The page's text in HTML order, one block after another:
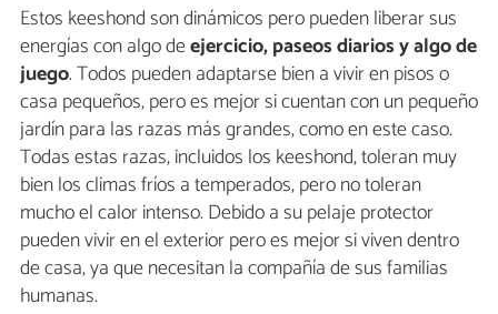
Estos keeshond son dinámicos pero pueden liberar sus
energías con algo deejercicio, paseos diarios y algo de
juego. Todos pueden adaptarse bien a vivir en pisos o
casa pequeños, pero es mejor si cuentan con un pequeño
jardín para las razas más grandes, como en este caso.
Todas estas razas, incluidos los keeshond, toleran muy
bien los climas fríos a temperados, pero no toleran
mucho el calor intenso. Debido a su pelaje protector
pueden vivir en el exterior pero es mejor si viven dentro
de casa, ya que necesitan la compañía de sus familias
humanas.